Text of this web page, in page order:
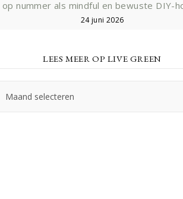
op nummer als mindful en bewuste DIY-
24 juni 2026
LEES MEER OP LIVE GREEN
meer